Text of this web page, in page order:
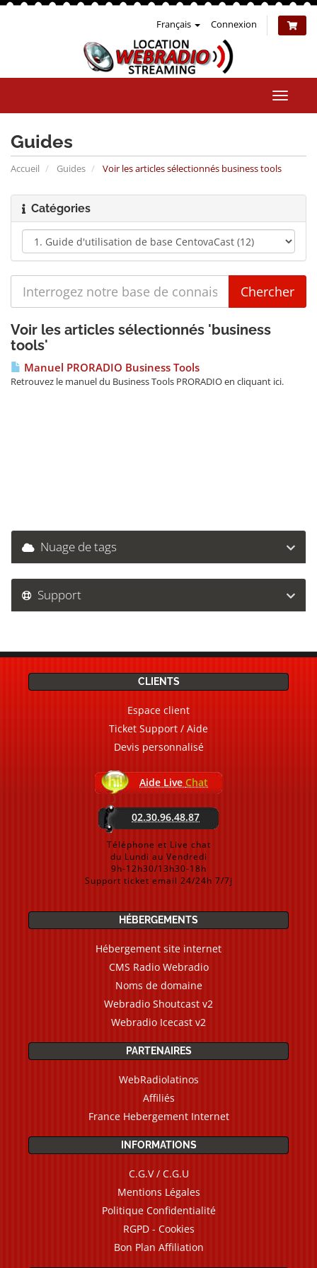
Français Connexion
la
Guides
Accueil Guides Voir les articles sélectionnés business tools
Catégories
Voir les articles sélectionnés 'business
tools'
Manuel PRORADIO Business Tools
Retrouvez le manuel du Business Tools PRORADIO en cliquant ici.
Nuage de tags
Support
CLIENTS
Espace client
Ticket Support / Aide
Devis personnalisé
Aide Live Chat
02.30.96.48.87
Téléphone et Live chat
du Lundi au Vendredi
9h-12h30/13h30-18h
Support ticket email 24/24h 7/7j
HÉBERGEMENTS
Hébergement site internet
CMS Radio Webradio
Noms de domaine
Webradio Shoutcast v2
Webradio Icecast v2
PARTENAIRES
WebRadiolatinos
Affiliés
France Hebergement Internet
INFORMATIONS
C.G.V / C.G.U
Mentions Légales
Politique Confidentialité
RGPD - Cookies
Bon Plan Affiliation